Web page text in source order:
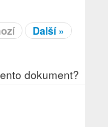
Další »
dokument?